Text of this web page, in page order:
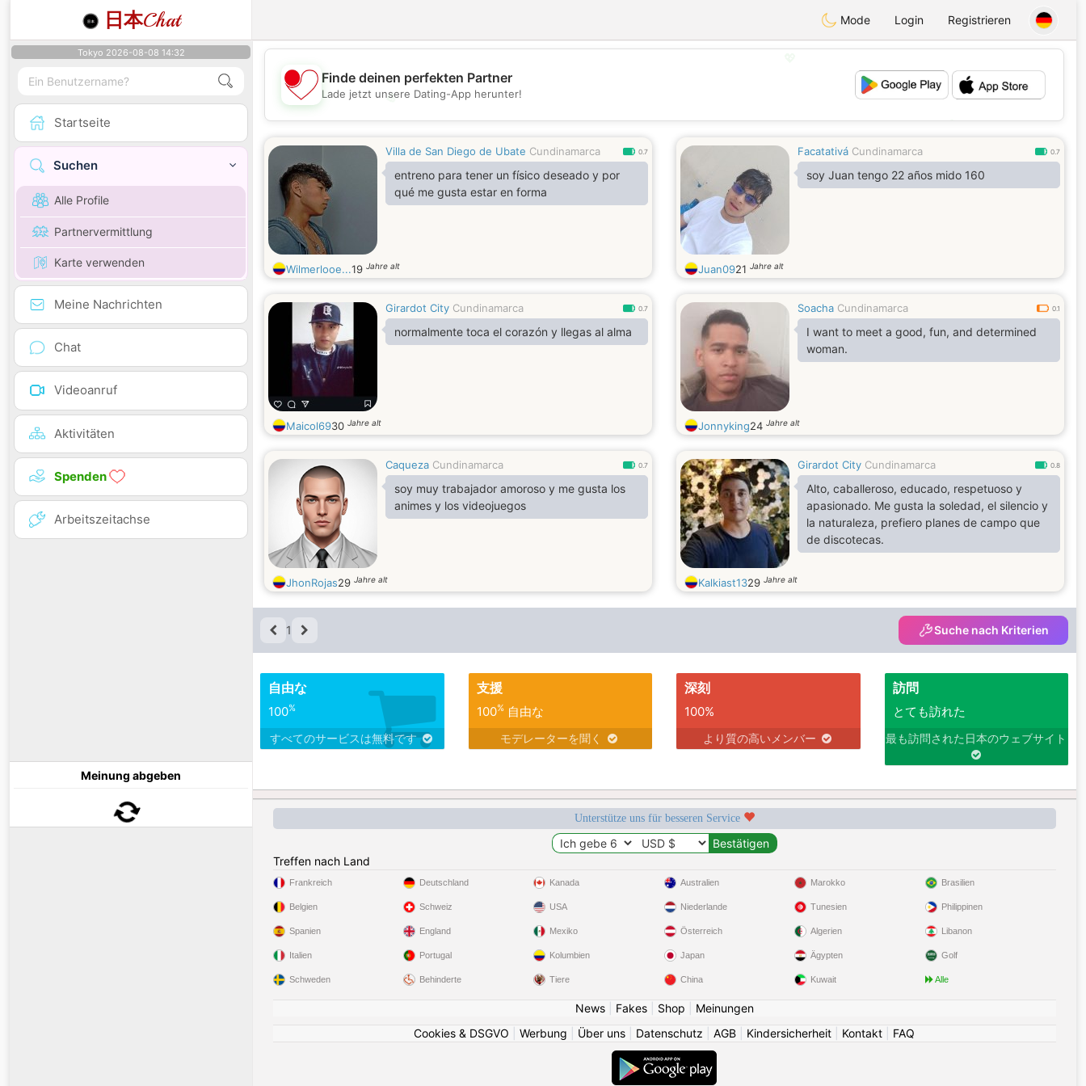
日本Chat Mode Login Registrieren
Tokyo 2026-08-08 14:32
Startseite
Suchen
Alle Profile
Partnervermittlung
Karte verwenden
Meine Nachrichten
Chat
Videoanruf
Aktivitäten
Spenden
Arbeitszeitachse
Meinung abgeben
💖
💕
Finde deinen perfekten Partner
Lade jetzt unsere Dating-App herunter!
Villa de San Diego de Ubate Cundinamarca 0.7
entreno para tener un físico deseado y por
qué me gusta estar en forma
Wilmerlooe...19 Jahre alt
Facatativá Cundinamarca 0.7
soy Juan tengo 22 años mido 160
Juan0921 Jahre alt
Girardot City Cundinamarca 0.7
normalmente toca el corazón y llegas al alma
Maicol6930 Jahre alt
Soacha Cundinamarca 0.1
I want to meet a good, fun, and determined
woman.
Jonnyking24 Jahre alt
Caqueza Cundinamarca 0.7
soy muy trabajador amoroso y me gusta los
animes y los videojuegos
JhonRojas29 Jahre alt
Girardot City Cundinamarca 0.8
Alto, caballeroso, educado, respetuoso y
apasionado. Me gusta la soledad, el silencio y
la naturaleza, prefiero planes de campo que
de discotecas.
Kalkiast1329 Jahre alt
1 Suche nach Kriterien
自由な
100%
すべてのサービスは無料です
支援
100%自由な
モデレーターを聞く
深刻
100%
より質の高いメンバー
訪問
とても訪れた
最も訪問された日本のウェブサイト
Unterstütze uns für besseren Service
Treffen nach Land
Frankreich
Belgien
Spanien
Italien
Schweden
Deutschland
Schweiz
England
Portugal
Behinderte
Kanada
USA
Mexiko
Kolumbien
Tiere
Australien
Niederlande
Österreich
Japan
China
Marokko
Tunesien
Algerien
Ägypten
Kuwait
Brasilien
Philippinen
Libanon
Golf
Alle
News| Fakes| Shop
Meinungen
Cookies & DSGVO
Werbung Über uns Datenschutz AGB Kindersicherheit Kontakt FAQ